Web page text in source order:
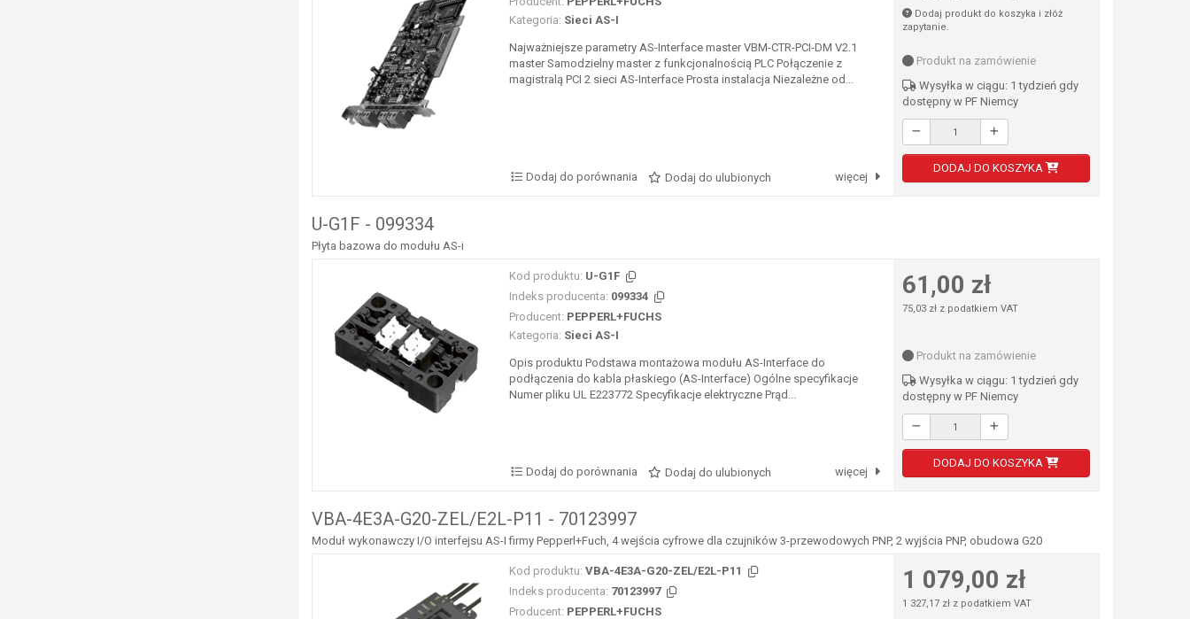
Kategoria: Sieci AS-I
Najważniejsze parametry AS-Interface master VBM-CTR-PCI-DM V2.1
master Samodzielny master z funkcjonalnością PLC Połączenie z
magistralą PCI 2 sieci AS-Interface Prosta instalacja Niezależne od...
Dodaj do porównania Dodaj do ulubionych więcej
Dodaj produkt do koszyka i złóż
zapytanie.
Produkt na zamówienie
Wysyłka w ciągu: 1 tydzień gdy
dostępny w PF Niemcy
DODAJ DO KOSZYKA
U-G1F - 099334
Płyta bazowa do modułu AS-i
Kod produktu: U-G1F
Indeks producenta: 099334
Producent: PEPPERL+FUCHS
Kategoria: Sieci AS-I
Opis produktu Podstawa montażowa modułu AS-Interface do
podłączenia do kabla płaskiego (AS-Interface) Ogólne specyfikacje
Numer pliku UL E223772 Specyfikacje elektryczne Prąd...
Dodaj do porównania Dodaj do ulubionych więcej
61,00 zł
75,03 zł z podatkiem VAT
Produkt na zamówienie
Wysyłka w ciągu: 1 tydzień gdy
dostępny w PF Niemcy
DODAJ DO KOSZYKA
VBA-4E3A-G20-ZEL/E2L-P11 - 70123997
Moduł wykonawczy I/O interfejsu AS-I firmy Pepperl+Fuch, 4 wejścia cyfrowe dla czujników 3-przewodowych PNP, 2 wyjścia PNP, obudowa G20
Kod produktu: VBA-4E3A-G20-ZEL/E2L-P11
Indeks producenta: 70123997
Producent: PEPPERL+FUCHS
1 079,00 zł
1 327,17 zł z podatkiem VAT